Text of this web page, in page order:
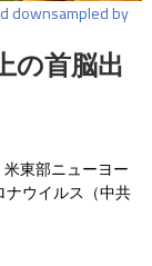
downsampled by
の首脳出
東部ニューヨー
ナウイルス（中共